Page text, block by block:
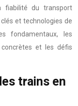
fiabilité du transport
et technologies de
fondamentaux, les
concrètes et les défis
trains en